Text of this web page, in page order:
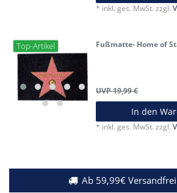
* inkl. ges. MwSt. zzgl.
Top-Artikel Fußmatte- Home of
UVP 19,99 €
In den
* inkl. ges. MwSt. zzgl.
Ab 59,99€